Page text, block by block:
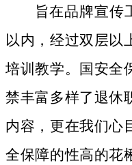
旨在品牌宣传
以内，经过双层以
培训教学。国安全
禁丰富多样了退休
内容，更在我们心
全保障的性高的花